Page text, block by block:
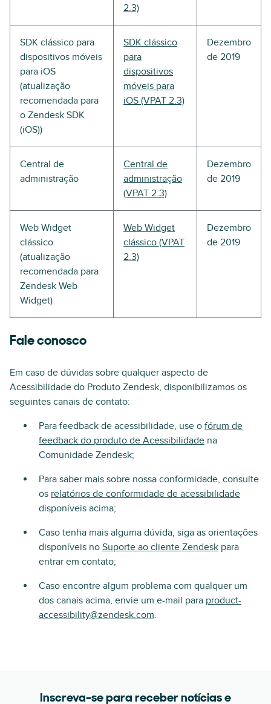
2.3)
SDK clássico para
dispositivos móveis
para iOS
(atualização
recomendada para
o Zendesk SDK
(iOS))
SDK clássico
para
dispositivos
móveis para
iOS (VPAT 2.3)
Dezembro
de 2019
Central de
administração
Central de
administração
(VPAT 2.3)
Dezembro
de 2019
Web Widget
clássico
(atualização
recomendada para
Zendesk Web
Widget)
Web Widget
clássico (VPAT
2.3)
Dezembro
de 2019
Fale conosco
Em caso de dúvidas sobre qualquer aspecto de
Acessibilidade do Produto Zendesk, disponibilizamos os
seguintes canais de contato:
Para feedback de acessibilidade, use o fórum de
feedback do produto de Acessibilidade na
Comunidade Zendesk;
Para saber mais sobre nossa conformidade, consulte
os relatórios de conformidade de acessibilidade
disponíveis acima;
Caso tenha mais alguma dúvida, siga as orientações
disponíveis no Suporte ao cliente Zendesk para
entrar em contato;
Caso encontre algum problema com qualquer um
dos canais acima, envie um e-mail para product-
accessibility@zendesk.com.
Inscreva-se para receber notícias e